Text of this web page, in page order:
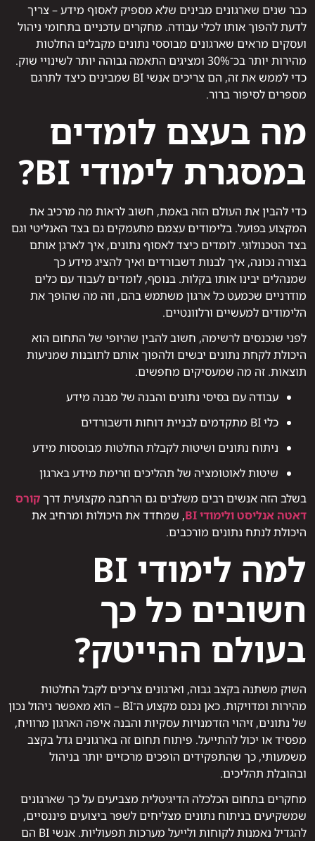
כבר שנים שארגונים מבינים שלא מספיק לאסוף מידע – צריך
לדעת להפוך אותו לכלי עבודה. מחקרים עדכניים בתחומי ניהול
ועסקים מראים שארגונים מבוססי נתונים מקבלים החלטות
מהירות יותר בכ־30% ומציגים התאמה גבוהה יותר לשינויי שוק.
כדי לממש את זה, הם צריכים אנשי BI שמבינים כיצד לתרגם
מספרים לסיפור ברור.
מה בעצם לומדים
במסגרת לימודי BI?
כדי להבין את העולם הזה באמת, חשוב לראות מה מרכיב את
המקצוע בפועל. בלימודים עצמם מתעמקים גם בצד האנליטי וגם
בצד הטכנולוגי. לומדים כיצד לאסוף נתונים, איך לארגן אותם
בצורה נכונה, איך לבנות דשבורדים ואיך להציג מידע כך
שמנהלים יבינו אותו בקלות. בנוסף, לומדים לעבוד עם כלים
מודרניים שכמעט כל ארגון משתמש בהם, וזה מה שהופך את
הלימודים למעשיים ורלוונטיים.
לפני שנכנסים לרשימה, חשוב להבין שהיופי של התחום הוא
היכולת לקחת נתונים יבשים ולהפוך אותם לתובנות שמניעות
תוצאות. זה מה שמעסיקים מחפשים.
עבודה עם בסיסי נתונים והבנה של מבנה מידע
כלי BI מתקדמים לבניית דוחות ודשבורדים
ניתוח נתונים ושיטות לקבלת החלטות מבוססות מידע
שיטות לאוטומציה של תהליכים וזרימת מידע בארגון
בשלב הזה אנשים רבים משלבים גם הרחבה מקצועית דרךקורס
דאטה אנליסט ולימודי BI
, שמחדד את היכולות ומרחיב את
היכולת לנתח נתונים מורכבים.
למה לימודי BI
חשובים כל כך
בעולם ההייטק?
השוק משתנה בקצב גבוה, וארגונים צריכים לקבל החלטות
מהירות ומדויקות. כאן נכנס מקצוע ה־BI – הוא מאפשר ניהול נכון
של נתונים, זיהוי הזדמנויות עסקיות והבנה איפה הארגון מרוויח,
מפסיד או יכול להתייעל. פיתוח תחום זה בארגונים גדל בקצב
משמעותי, כך שהתפקידים הופכים מרכזיים יותר בניהול
ובהובלת תהליכים.
מחקרים בתחום הכלכלה הדיגיטלית מצביעים על כך שארגונים
שמשקיעים בניתוח נתונים מצליחים לשפר ביצועים פיננסיים,
להגדיל נאמנות לקוחות ולייעל מערכות תפעוליות. אנשי BI הם